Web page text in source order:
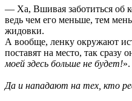
— Ха, Вшивая заботиться об
ведь чем его меньше, тем
жидовки.
А вообще, ленку окружают
поставят на место, так сразу
моей здесь больше не будет!».
Да и нападают на тех, кто